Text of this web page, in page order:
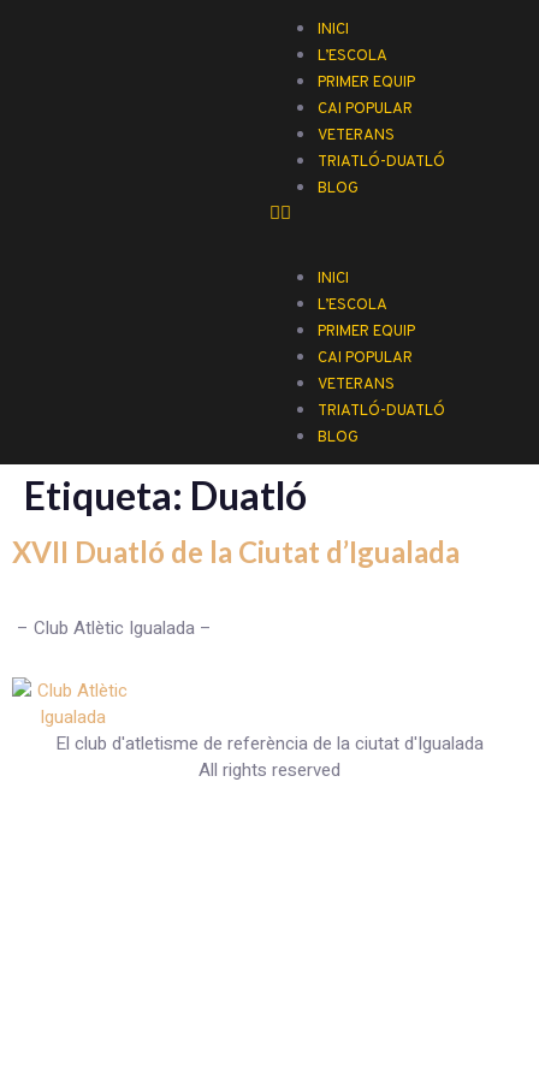
INICI
L’ESCOLA
PRIMER EQUIP
CAI POPULAR
VETERANS
TRIATLÓ-DUATLÓ
BLOG
INICI
L’ESCOLA
PRIMER EQUIP
CAI POPULAR
VETERANS
TRIATLÓ-DUATLÓ
BLOG
Etiqueta: Duatló
XVII Duatló de la Ciutat d’Igualada
– Club Atlètic Igualada –
El club d'atletisme de referència de la ciutat d'Igualada
All rights reserved